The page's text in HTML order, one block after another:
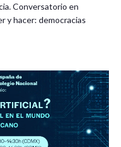
Conversatorio en
y hacer: democracias